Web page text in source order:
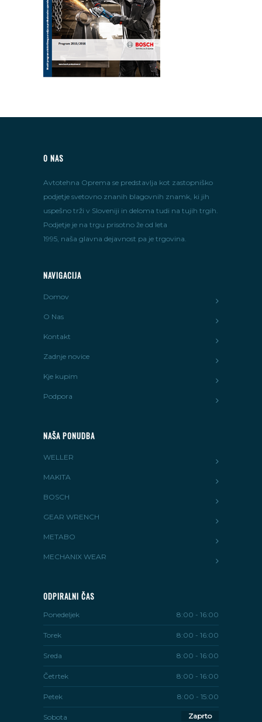
O NAS
Avtotehna Oprema se predstavlja kot zastopniško
podjetje svetovno znanih blagovnih znamk, ki jih
uspešno trži v Sloveniji in deloma tudi na tujih trgih.
Podjetje je na trgu prisotno že od leta
1995, naša glavna dejavnost pa je trgovina.
NAVIGACIJA
Domov
O Nas
Kontakt
Zadnje novice
Kje kupim
Podpora
NAŠA PONUDBA
WELLER
MAKITA
BOSCH
GEAR WRENCH
METABO
MECHANIX WEAR
ODPIRALNI ČAS
Ponedeljek 8:00 - 16:00
Torek 8:00 - 16:00
Sreda 8:00 - 16:00
Četrtek 8:00 - 16:00
Petek 8:00 - 15:00
Sobota Zaprto